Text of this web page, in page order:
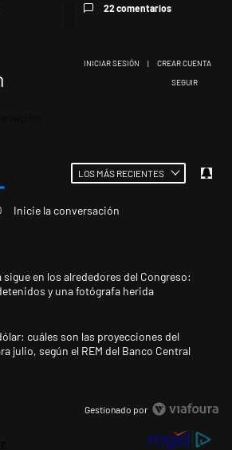
22 comentarios
SIGA ESTA
SEGUIR
INICIAR SESIÓN | CREAR CUENTA
LOS MÁS RECIENTES
Inicie la conversación
artículos con más comentarios en los últimos
con el título "La violencia sigue en los
sigue en los alrededores del Congreso:
y una fotógrafa herida
con el título "Inflación y dólar: cuáles son las
cuáles son las proyecciones del
julio, según el REM del Banco Central
Gestionado por